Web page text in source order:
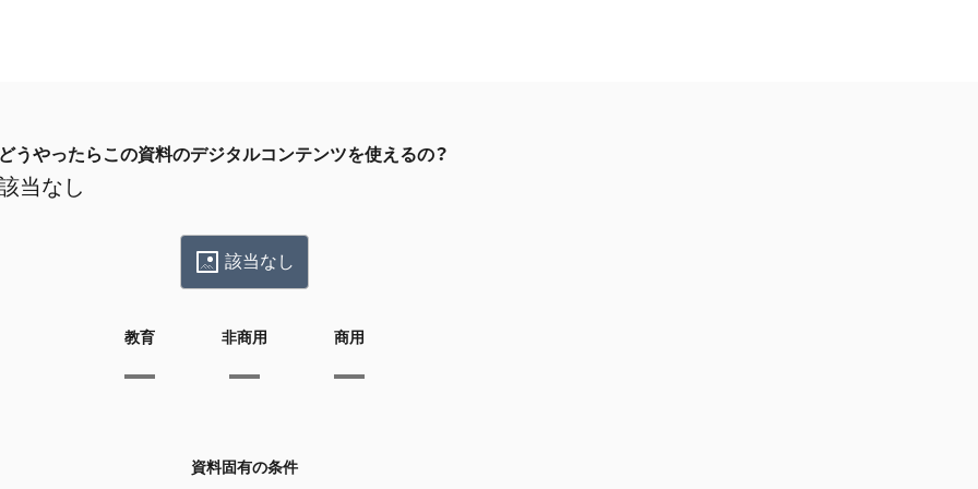
どうやったらこの資料のデジタルコンテンツを使えるの？
当なし
該当なし
教育 非商用 商用
資料固有の条件